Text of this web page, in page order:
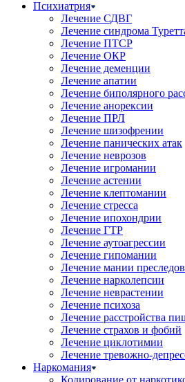
Психиатрия
Лечение СДВГ
Лечение синдрома
Лечение ПТСР
Лечение ОКР
Лечение деменции
Лечение апатии
Лечение биполярного
Лечение анорексии
Лечение ПРЛ
Лечение шизофрении
Лечение панических атак
Лечение неврозов
Лечение игромании
Лечение астении
Лечение клептомании
Лечение стресса
Лечение ипохондрии
Лечение ГТР
Лечение аутоагрессии
Лечение гипомании
Лечение мании
Лечение нарколепсии
Лечение неврастении
Лечение психоза
Лечение расстройства
Лечение страхов и фобий
Лечение циклотимии
Лечение тревожно-
Наркомания
Кодирование от